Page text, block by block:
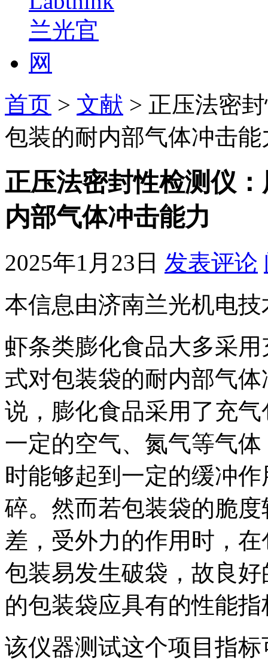
首页 > 文献 > 正压法密
包装的耐内部气体冲击能
正压法密封性检测仪
内部气体冲击能力
2025年1月23日 发表评论
本信息由济南兰光机电
虾条类膨化食品大多采
式对包装袋的耐内部气
说，膨化食品采用了充
一定的空气、氮气等气
时能够起到一定的缓冲
碎。然而若包装袋的脆
差，受外力的作用时，
包装易发生破袋，故良
的包装袋应具有的性能
该仪器测试这个项目指